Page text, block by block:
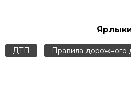
ДТП Правила дорожного